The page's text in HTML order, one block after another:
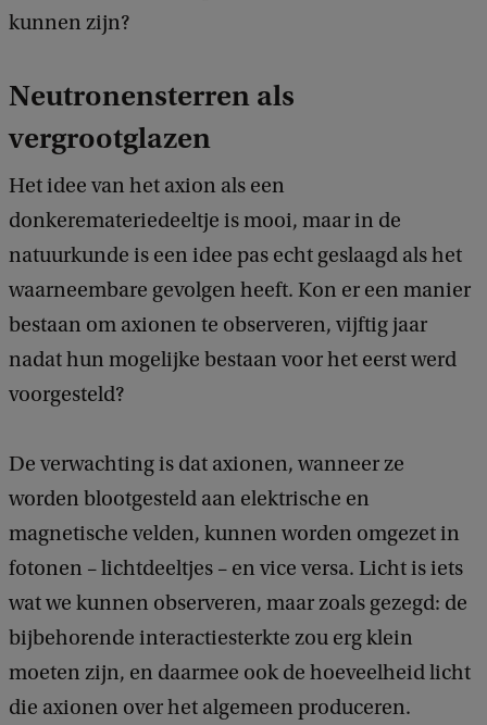
kunnen zijn?
Neutronensterren als
vergrootglazen
Het idee van het axion als een
donkeremateriedeeltje is mooi, maar in de
natuurkunde is een idee pas echt geslaagd als het
waarneembare gevolgen heeft. Kon er een manier
bestaan om axionen te observeren, vijftig jaar
nadat hun mogelijke bestaan ​​voor het eerst werd
voorgesteld?
De verwachting is dat axionen, wanneer ze
worden blootgesteld aan elektrische en
magnetische velden, kunnen worden omgezet in
fotonen – lichtdeeltjes – en vice versa. Licht is iets
wat we kunnen observeren, maar zoals gezegd: de
bijbehorende interactiesterkte zou erg klein
moeten zijn, en daarmee ook de hoeveelheid licht
die axionen over het algemeen produceren.